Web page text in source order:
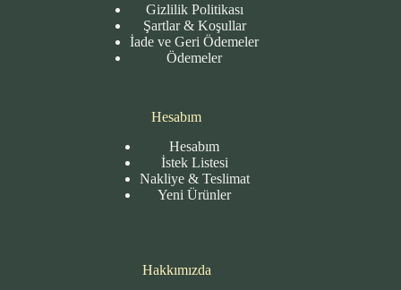
Gizlilik Politikası
Şartlar & Koşullar
İade ve Geri Ödemeler
Ödemeler
Hesabım
Hesabım
İstek Listesi
Nakliye & Teslimat
Yeni Ürünler
Hakkımızda